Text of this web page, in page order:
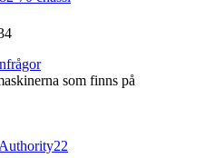
som finns på